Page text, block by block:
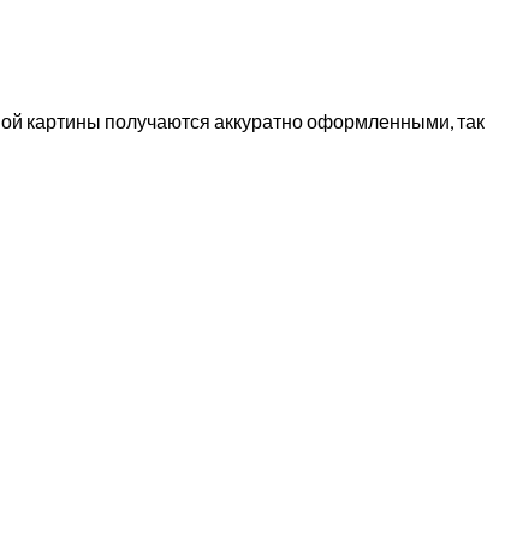
картины получаются аккуратно оформленными, так